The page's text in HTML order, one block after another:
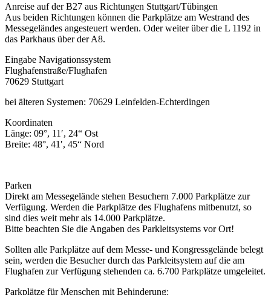
Anreise auf der B27 aus Richtungen Stuttgart/Tübingen
Aus beiden Richtungen können die Parkplätze am Westrand des
Messegeländes angesteuert werden. Oder weiter über die L 1192 in
das Parkhaus über der A8.
Eingabe Navigationssystem
Flughafenstraße/Flughafen
70629 Stuttgart
bei älteren Systemen: 70629 Leinfelden-Echterdingen
Koordinaten
Länge: 09°, 11′, 24“ Ost
Breite: 48°, 41′, 45“ Nord
Parken
Direkt am Messegelände stehen Besuchern 7.000 Parkplätze zur
Verfügung. Werden die Parkplätze des Flughafens mitbenutzt, so
sind dies weit mehr als 14.000 Parkplätze.
Bitte beachten Sie die Angaben des Parkleitsystems vor Ort!
Sollten alle Parkplätze auf dem Messe- und Kongressgelände belegt
sein, werden die Besucher durch das Parkleitsystem auf die am
Flughafen zur Verfügung stehenden ca. 6.700 Parkplätze umgeleitet.
Parkplätze für Menschen mit Behinderung: